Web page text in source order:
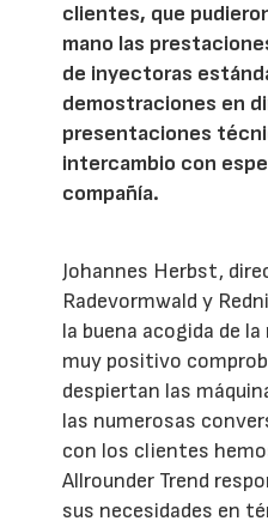
clientes, que
mano las
de inyectoras
demostraciones en
presentaciones
intercambio con
compañía.
Johannes Herbst,
Radevormwald y
la buena acogida de
muy positivo
despiertan las
las numerosas
con los clientes
Allrounder Trend
sus necesidades en